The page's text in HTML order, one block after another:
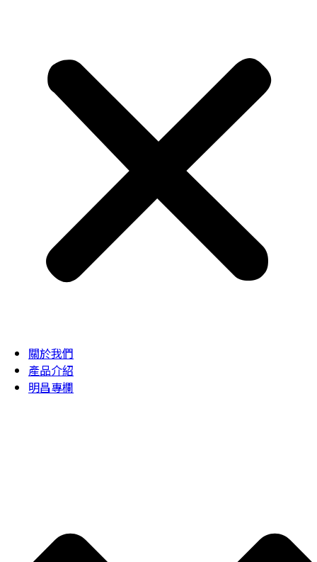
關於我們
產品介紹
明昌專欄